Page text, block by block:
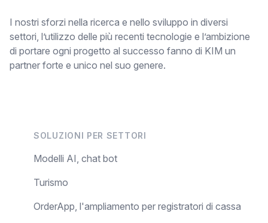
I nostri sforzi nella ricerca e nello sviluppo in diversi
settori, l’utilizzo delle più recenti tecnologie e l’ambizione
di portare ogni progetto al successo fanno di KIM un
partner forte e unico nel suo genere.
SOLUZIONI PER SETTORI
Modelli AI, chat bot
Turismo
OrderApp, l'ampliamento per registratori di cassa